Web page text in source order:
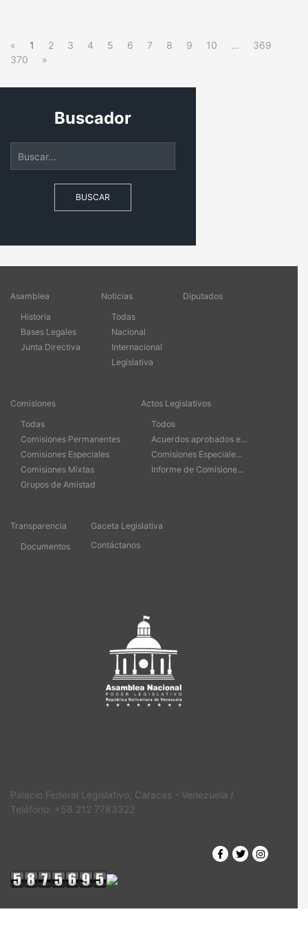
« 1 2 3 4 5 6 7 8 9 10 ...
369
370
»
Buscador
BUSCAR
Asamblea
Historia
Bases Legales
Junta Directiva
Noticias
Todas
Nacional
Internacional
Legislativa
Diputados
Comisiones
Todas
Comisiones Permanentes
Comisiones Especiales
Comisiones Mixtas
Grupos de Amistad
Actos Legislativos
Todos
Acuerdos aprobados e...
Comisiones Especiale...
Informe de Comisione...
Transparencia
Documentos
Gaceta Legislativa
Contáctanos
Palacio Federal Legislativo, Caracas - Venezuela /
Teléfono: +58 212 7783322